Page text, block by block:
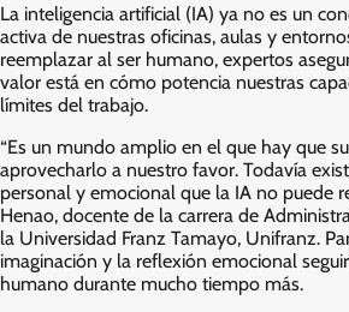
La inteligencia artificial (IA) ya no es un
activa de nuestras oficinas, aulas y
reemplazar al ser humano, expertos
valor está en cómo potencia nuestras
límites del trabajo.
“Es un mundo amplio en el que hay que
aprovecharlo a nuestro favor. Todavía
personal y emocional que la IA no puede
Henao, docente de la carrera de
la Universidad Franz Tamayo, Unifranz.
imaginación y la reflexión emocional
humano durante mucho tiempo más.